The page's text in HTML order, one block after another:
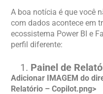
A boa notícia é que você
com dados acontece em
ecossistema Power BI e
perfil diferente:
Painel de
Adicionar IMAGEM do
Relatório – Copilot.png>